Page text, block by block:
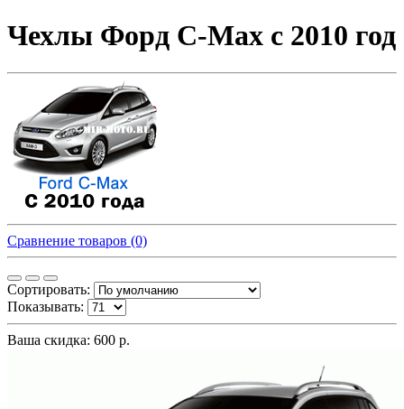
Чехлы Форд C-Max с 2010 год
Сравнение товаров (0)
Сортировать:
Показывать:
Ваша скидка: 600 р.